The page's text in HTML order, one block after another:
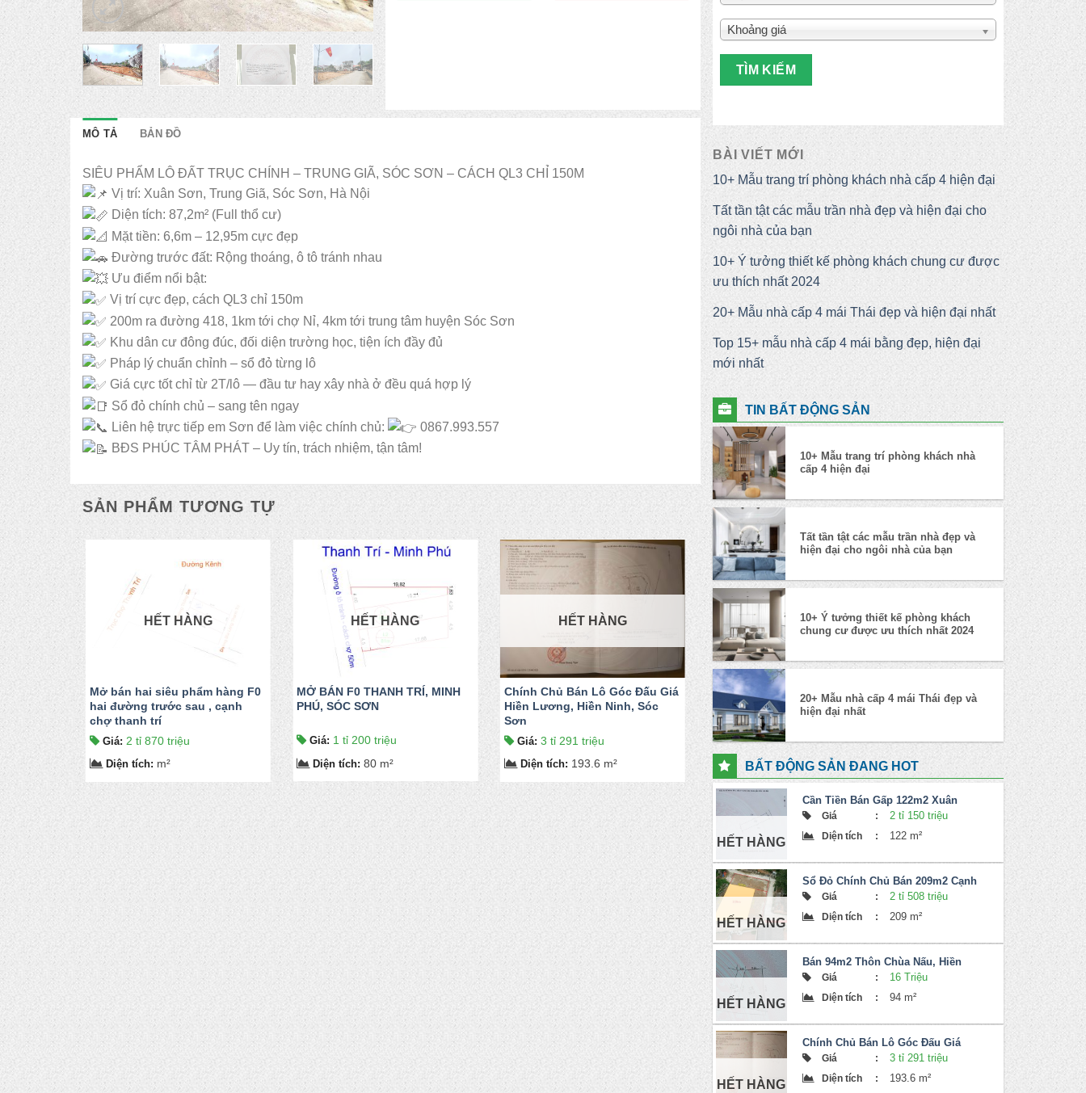
MÔ TẢ BẢN ĐỒ
SIÊU PHẨM LÔ ĐẤT TRỤC CHÍNH – TRUNG GIÃ, SÓC SƠN – CÁCH QL3 CHỈ 150M
Vị trí: Xuân Sơn, Trung Giã, Sóc Sơn, Hà Nội
Diện tích: 87,2m² (Full thổ cư)
Mặt tiền: 6,6m – 12,95m cực đẹp
Đường trước đất: Rộng thoáng, ô tô tránh nhau
Ưu điểm nổi bật:
Vị trí cực đẹp, cách QL3 chỉ 150m
200m ra đường 418, 1km tới chợ Nỉ, 4km tới trung tâm huyện Sóc Sơn
Khu dân cư đông đúc, đối diện trường học, tiện ích đầy đủ
Pháp lý chuẩn chỉnh – sổ đỏ từng lô
Giá cực tốt chỉ từ 2T/lô — đầu tư hay xây nhà ở đều quá hợp lý
Sổ đỏ chính chủ – sang tên ngay
Liên hệ trực tiếp em Sơn để làm việc chính chủ:
0867.993.557
BĐS PHÚC TÂM PHÁT – Uy tín, trách nhiệm, tận tâm!
SẢN PHẨM TƯƠNG TỰ
HẾT HÀNG
Mở bán hai siêu phẩm hàng F0
hai đường trước sau , cạnh
chợ thanh trí
Giá: 2 tỉ 870 triệu
Diện tích: m²
HẾT HÀNG
MỞ BÁN F0 THANH TRÍ, MINH
PHÚ, SÓC SƠN
Giá: 1 tỉ 200 triệu
Diện tích: 80 m²
HẾT HÀNG
Chính Chủ Bán Lô Góc Đấu Giá
Hiền Lương, Hiền Ninh, Sóc
Sơn
Giá: 3 tỉ 291 triệu
Diện tích: 193.6 m²
HẾT HÀNG
Chính Chủ Cần Bán 2 lô 75m2
Yên Ninh, Hiền Ninh, Sóc Sơn
Giá:862 Triệu
Diện tích: 75 m²
Thanh
Khoảng giá
TÌM KIẾM
BÀI VIẾT MỚI
10+ Mẫu trang trí phòng khách nhà cấp 4 hiện đại
Tất tần tật các mẫu trần nhà đẹp và hiện đại cho
ngôi nhà của bạn
10+ Ý tưởng thiết kế phòng khách chung cư được
ưu thích nhất 2024
20+ Mẫu nhà cấp 4 mái Thái đẹp và hiện đại nhất
Top 15+ mẫu nhà cấp 4 mái bằng đẹp, hiện đại
mới nhất
TIN BẤT ĐỘNG SẢN
10+ Mẫu trang trí phòng khách nhà
cấp 4 hiện đại
Tất tần tật các mẫu trần nhà đẹp và
hiện đại cho ngôi nhà của bạn
10+ Ý tưởng thiết kế phòng khách
chung cư được ưu thích nhất 2024
20+ Mẫu nhà cấp 4 mái Thái đẹp và
hiện đại nhất
BẤT ĐỘNG SẢN ĐANG HOT
HẾT HÀNG
Cần Tiền Bán Gấp 122m2 Xuân
Bách, Quang Tiến
Giá : 2 tỉ 150 triệu
Diện tích : 122 m²
HẾT HÀNG
Sổ Đỏ Chính Chủ Bán 209m2 Cạnh
Khu Đấu Giá Lan Chùa, Hiền Ninh,
Giá : 2 tỉ 508 triệu
Diện tích : 209 m²
HẾT HÀNG
Bán 94m2 Thôn Chùa Nấu, Hiền
Ninh, Sóc Sơn
Giá : 16 Triệu
Diện tích : 94 m²
HẾT HÀNG
Chính Chủ Bán Lô Góc Đấu Giá
Hiền Lương, Hiền Ninh, Sóc Sơn
Giá : 3 tỉ 291 triệu
Diện tích : 193.6 m²